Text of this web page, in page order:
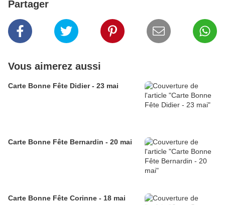
Partager
Vous aimerez aussi
Carte Bonne Fête Didier - 23 mai
Carte Bonne Fête Bernardin - 20 mai
Carte Bonne Fête Corinne - 18 mai